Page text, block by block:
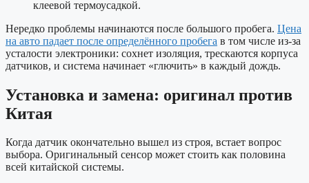
клеевой термоусадкой.
Нередко проблемы начинаются после большого пробега. Цена
на авто падает после определённого пробега в том числе из-за
усталости электроники: сохнет изоляция, трескаются корпуса
датчиков, и система начинает «глючить» в каждый дождь.
Установка и замена: оригинал против
Китая
Когда датчик окончательно вышел из строя, встает вопрос
выбора. Оригинальный сенсор может стоить как половина
всей китайской системы.